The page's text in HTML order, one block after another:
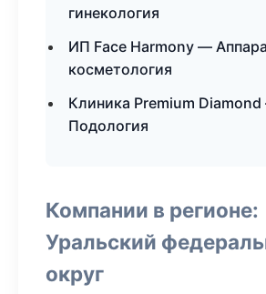
гинекология
ИП Face Harmony —
косметология
Клиника Premium
Подология
Компании в регионе:
Уральский
округ